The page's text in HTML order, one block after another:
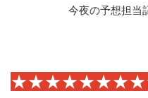
今夜の予想担当